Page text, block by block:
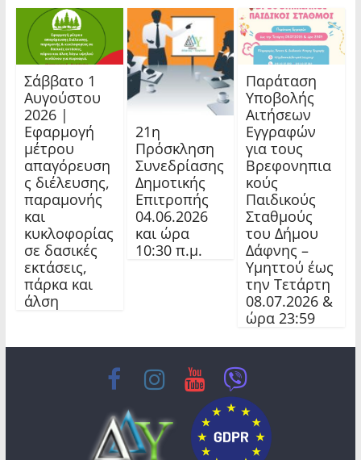
Σάββατο 1
Αυγούστου
2026 |
Εφαρμογή
μέτρου
απαγόρευση
ς διέλευσης,
παραμονής
και
κυκλοφορίας
σε δασικές
εκτάσεις,
πάρκα και
άλση
21η
Πρόσκληση
Συνεδρίασης
Δημοτικής
Επιτροπής
04.06.2026
και ώρα
10:30 π.μ.
Παράταση
Υποβολής
Αιτήσεων
Εγγραφών
για τους
Βρεφονηπια
κούς
Παιδικούς
Σταθμούς
του Δήμου
Δάφνης –
Υμηττού έως
την Τετάρτη
08.07.2026 &
ώρα 23:59